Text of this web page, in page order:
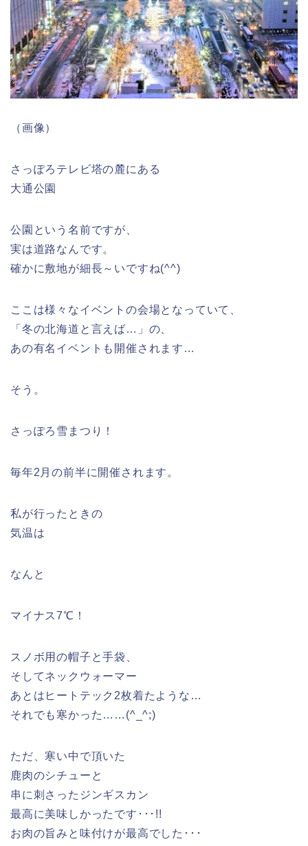
（画像）
さっぽろテレビ塔の麓にある
大通公園
公園という名前ですが、
実は道路なんです。
確かに敷地が細長～いですね(^^)
ここは様々なイベントの会場となっていて、
「冬の北海道と言えば…」の、
あの有名イベントも開催されます…
そう。
さっぽろ雪まつり！
毎年2月の前半に開催されます。
私が行ったときの
気温は
なんと
マイナス7℃！
スノボ用の帽子と手袋、
そしてネックウォーマー
あとはヒートテック2枚着たような…
それでも寒かった……(^_^;)
ただ、寒い中で頂いた
鹿肉のシチューと
串に刺さったジンギスカン
最高に美味しかったです･･･!!
お肉の旨みと味付けが最高でした･･･